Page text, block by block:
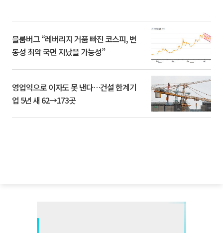
블룸버그 “레버리지 거품 빠진 코스피, 변
동성 최악 국면 지났을 가능성”
영업익으로 이자도 못 낸다…건설 한계기
업 5년 새 62→173곳